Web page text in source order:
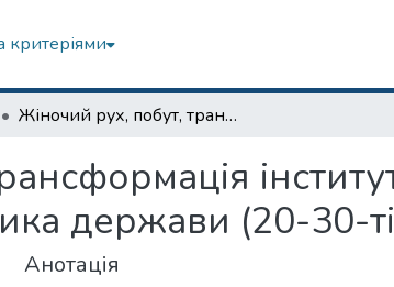
критеріями
Жіночий рух, побут, трансформація інституту шлюбу і сім’ї, пронаталістська політика держави (20-30-ті рр. ХХ століття)
держави (20-30-
Анотація